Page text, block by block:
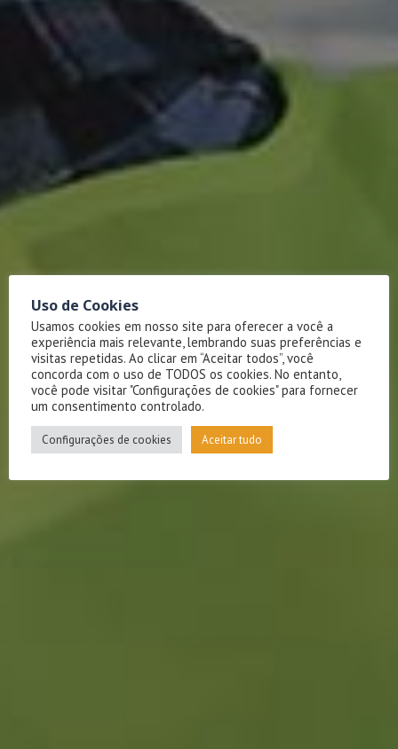
Uso de Cookies
Usamos cookies em nosso site para oferecer a você a
experiência mais relevante, lembrando suas preferências e
visitas repetidas. Ao clicar em “Aceitar todos”, você
concorda com o uso de TODOS os cookies. No entanto,
você pode visitar "Configurações de cookies" para fornecer
um consentimento controlado.
Configurações de cookies Aceitar tudo